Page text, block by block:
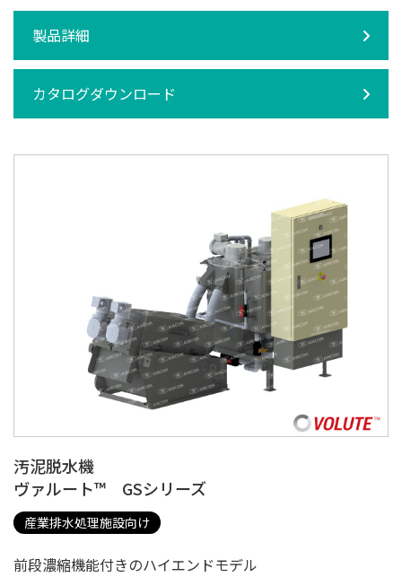
製品詳細
カタログダウンロード
汚泥脱水機
ヴァルート™ GSシリーズ
産業排水処理施設向け
前段濃縮機能付きのハイエンドモデル